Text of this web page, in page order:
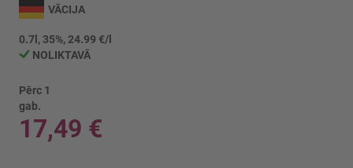
uz
galerijas
sākumu
VĀCIJA
0.7l, 35%, 24.99 €/l
NOLIKTAVĀ
Pērc 1
gab.
17,49 €